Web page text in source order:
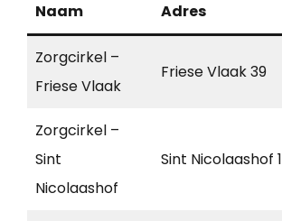
Naam Adres
Zorgcirkel –
Friese Vlaak
Friese Vlaak 39
Zorgcirkel –
Sint
Nicolaashof
Sint Nicolaashof 1